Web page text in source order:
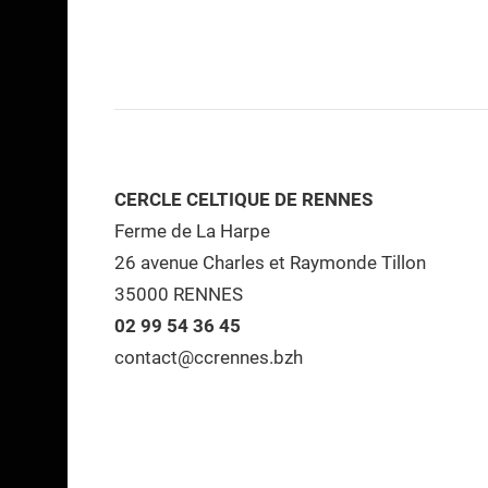
CERCLE CELTIQUE DE RENNES
Ferme de La Harpe
26 avenue Charles et Raymonde Tillon
35000 RENNES
02 99 54 36 45
contact@ccrennes.bzh